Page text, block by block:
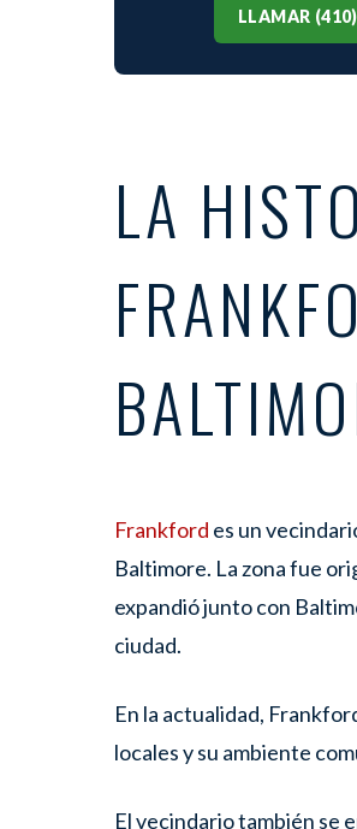
LLAMAR
LA
Frankford es un
Baltimore. La zona fue
expandió junto con
ciudad.
En la actualidad,
locales y su ambiente
El vecindario también se